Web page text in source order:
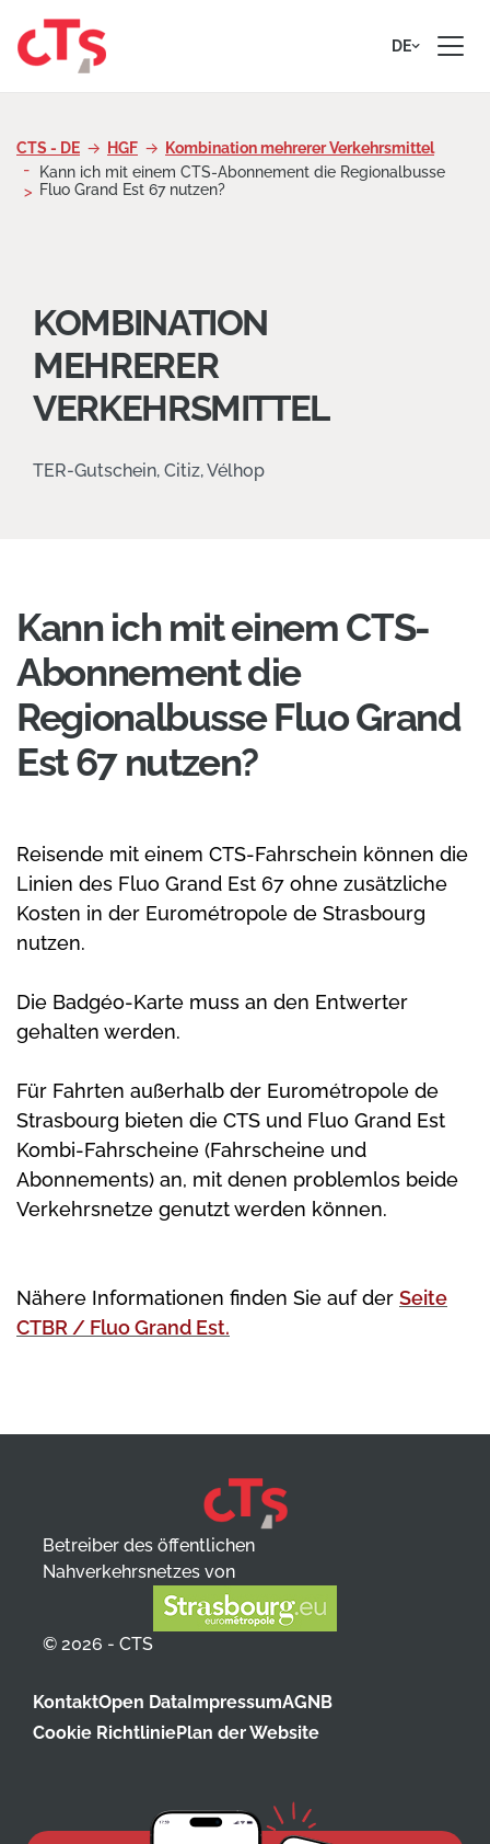
DE
CTS - DE HGF
Kombination mehrerer Verkehrsmittel
Kann ich mit einem CTS-Abonnement die Regionalbusse
Fluo Grand Est 67 nutzen?
KOMBINATION
MEHRERER
VERKEHRSMITTEL
TER-Gutschein, Citiz, Vélhop
Kann ich mit einem CTS-
Abonnement die
Regionalbusse Fluo Grand
Est 67 nutzen?
Reisende mit einem CTS-Fahrschein können die
Linien des Fluo Grand Est 67 ohne zusätzliche
Kosten in der Eurométropole de Strasbourg
nutzen.
Die Badgéo-Karte muss an den Entwerter
gehalten werden.
Für Fahrten außerhalb der Eurométropole de
Strasbourg bieten die CTS und Fluo Grand Est
Kombi-Fahrscheine (Fahrscheine und
Abonnements) an, mit denen problemlos beide
Verkehrsnetze genutzt werden können.
Nähere Informationen finden Sie auf der Seite
CTBR / Fluo Grand Est.
Betreiber des öffentlichen
Nahverkehrsnetzes von
© 2026 - CTS
KontaktOpen DataImpressumAGNB
Cookie RichtliniePlan der Website